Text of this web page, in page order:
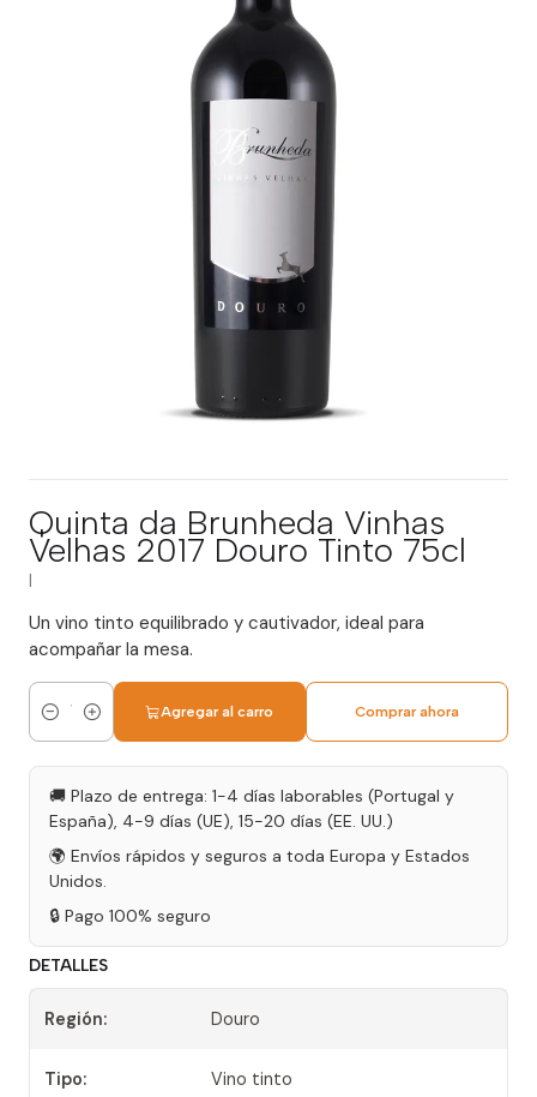
Quinta da Brunheda Vinhas
Velhas 2017 Douro Tinto 75cl
Un vino tinto equilibrado y cautivador, ideal para
acompañar la mesa.
Cantidad
Agregar al carro Comprar ahora
🚚 Plazo de entrega: 1-4 días laborables (Portugal y
España), 4-9 días (UE), 15-20 días (EE. UU.)
🌍 Envíos rápidos y seguros a toda Europa y Estados
Unidos.
🔒 Pago 100% seguro
DETALLES
Región: Douro
Tipo: Vino tinto